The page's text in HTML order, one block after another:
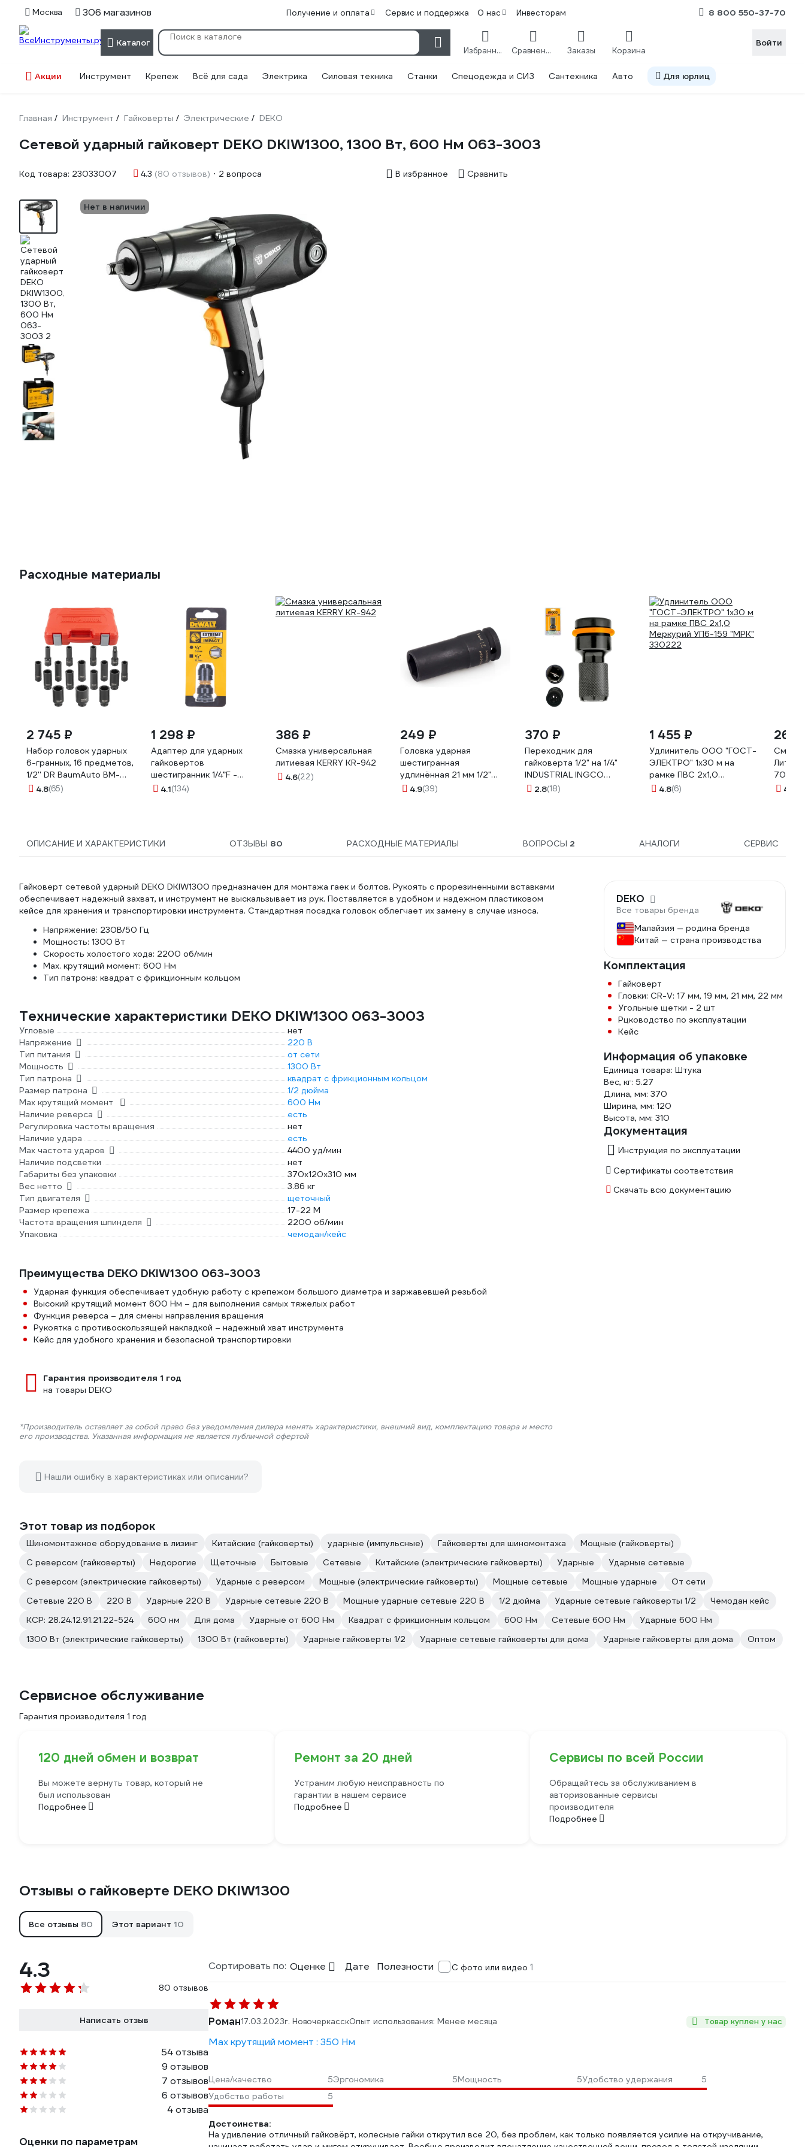
Москва 306 магазинов Получение и оплата Сервис и поддержка О нас Инвесторам 8 800 550-37-70
Каталог
Избранное Сравнение Заказы Корзина
Войти
Акции Инструмент Крепеж Всё для сада Электрика Силовая техника Станки Спецодежда и СИЗ Сантехника Авто Для юрлиц
Главная / Инструмент / Гайковерты / Электрические / DEKO
Сетевой ударный гайковерт DEKO DKIW1300, 1300 Вт, 600 Нм 063-3003
Код товара: 23033007 4.3 (80 отзывов) 2 вопроса В избранное Сравнить
Нет в наличии
Расходные материалы
2 745 ₽
Набор головок ударных
6-гранных, 16 предметов,
1/2'' DR BaumAuto BM-
4177-5MPB(52533)
4.8(65)
1 298 ₽
Адаптер для ударных
гайковертов
шестигранник 1/4”F -
квадрат 1/2”F DEWALT
4.1(134)
386 ₽
Смазка универсальная
литиевая KERRY KR-942
4.6(22)
249 ₽
Головка ударная
шестигранная
удлинённая 21 мм 1/2"
Дело Техники 660221
4.9(39)
370 ₽
Переходник для
гайковерта 1/2" на 1/4"
INDUSTRIAL INGCO
ABH60501
2.8(18)
1 455 ₽
Удлинитель ООО "ГОСТ-
ЭЛЕКТРО" 1x30 м на
рамке ПВС 2x1,0
Меркурий УП6-159 "МРК"
4.8(6)
262
Литол-
708
4.9
ОПИСАНИЕ И ХАРАКТЕРИСТИКИ ОТЗЫВЫ 80 РАСХОДНЫЕ МАТЕРИАЛЫ ВОПРОСЫ 2 АНАЛОГИ СЕРВИС
Гайковерт сетевой ударный DEKO DKIW1300 предназначен для монтажа гаек и болтов. Рукоять с прорезиненными вставками
обеспечивает надежный захват, и инструмент не выскальзывает из рук. Поставляется в удобном и надежном пластиковом
кейсе для хранения и транспортировки инструмента. Стандартная посадка головок облегчает их замену в случае износа.
Напряжение: 230В/50 Гц
Мощность: 1300 Вт
Скорость холостого хода: 2200 об/мин
Max. крутящий момент: 600 Нм
Тип патрона: квадрат с фрикционным кольцом
Технические характеристики DEKO DKIW1300 063-3003
Угловые
нет
Напряжение
220 В
Тип питания
от сети
Мощность
1300 Вт
Тип патрона
квадрат с фрикционным кольцом
Размер патрона
1/2 дюйма
Max крутящий момент
600 Нм
Наличие реверса
есть
Регулировка частоты вращения
нет
Наличие удара
есть
Мах частота ударов
4400 уд/мин
Наличие подсветки
нет
Габариты без упаковки
370х120х310 мм
Вес нетто
3.86 кг
Тип двигателя
щеточный
Размер крепежа
17-22 М
Частота вращения шпинделя
2200 об/мин
Упаковка
чемодан/кейс
Преимущества DEKO DKIW1300 063-3003
Ударная функция обеспечивает удобную работу с крепежом большого диаметра и заржавевшей резьбой
Высокий крутящий момент 600 Нм – для выполнения самых тяжелых работ
Функция реверса – для смены направления вращения
Рукоятка с противоскользящей накладкой – надежный хват инструмента
Кейс для удобного хранения и безопасной транспортировки
Гарантия производителя 1 год
на товары DEKO
*Производитель оставляет за собой право без уведомления дилера менять характеристики, внешний вид, комплектацию товара и место
его производства. Указанная информация не является публичной офертой
Нашли ошибку в характеристиках или описании?
DEKO
Все товары бренда
Малайзия — родина бренда
Китай — страна производства
Комплектация
Гайковерт
Гловки: CR-V: 17 мм, 19 мм, 21 мм, 22 мм
Угольные щетки - 2 шт
Рцководство по эксплуатации
Кейс
Информация об упаковке
Единица товара: Штука
Вес, кг: 5.27
Длина, мм: 370
Ширина, мм: 120
Высота, мм: 310
Документация
Инструкция по эксплуатации
Сертификаты соответствия
Скачать всю документацию
Этот товар из подборок
Шиномонтажное оборудование в лизинг Китайские (гайковерты) ударные (импульсные) Гайковерты для шиномонтажа
Мощные (гайковерты)
С реверсом (гайковерты)
Недорогие Щеточные Бытовые Сетевые Китайские (электрические гайковерты) Ударные
Ударные сетевые
С реверсом (электрические гайковерты)
Ударные с реверсом Мощные (электрические гайковерты) Мощные сетевые Мощные ударные
От сети
Сетевые 220 В
220 В Ударные 220 В Ударные сетевые 220 В Мощные ударные сетевые 220 В 1/2 дюйма Ударные сетевые гайковерты 1/2
Чемодан кейс
КСР: 28.24.12.91.21.22-524
600 нм Для дома Ударные от 600 Нм Квадрат с фрикционным кольцом 600 Нм Сетевые 600 Нм
Ударные 600 Нм
1300 Вт (электрические гайковерты)
1300 Вт (гайковерты) Ударные гайковерты 1/2 Ударные сетевые гайковерты для дома Ударные гайковерты для дома Оптом
Сервисное обслуживание
Гарантия производителя 1 год
120 дней обмен и возврат
Вы можете вернуть товар, который не
был использован
Подробнее
Ремонт за 20 дней
Устраним любую неисправность по
гарантии в нашем сервисе
Подробнее
Сервисы по всей России
Обращайтесь за обслуживанием в
авторизованные сервисы
производителя
Подробнее
Отзывы о гайковерте DEKO DKIW1300
Все отзывы 80 Этот вариант 10
4.3
80 отзывов
Написать отзыв
54 отзыва
9 отзывов
7 отзывов
6 отзывов
4 отзыва
Оценки по параметрам
Сортировать по: Оценке Дате Полезности С фото или видео 1
Роман17.03.2023г. НовочеркасскОпыт использования: Менее месяца Товар куплен у нас
Max крутящий момент : 350 Нм
Цена/качество 5Эргономика 5Мощность 5Удобство удержания
5
Удобство работы
5
Достоинства:
На удивление отличный гайковёрт, колесные гайки открутил все 20, без проблем, как только появляется усилие на откручивание,